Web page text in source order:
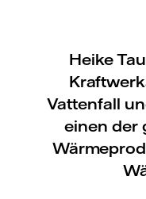
Heike
Vattenfall
einen der